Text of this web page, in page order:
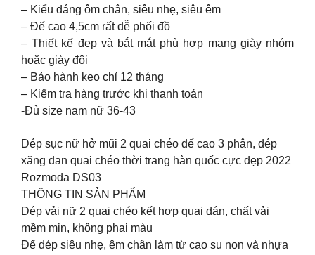
– Kiểu dáng ôm chân, siêu nhẹ, siêu êm
– Đế cao 4,5cm rất dễ phối đồ
– Thiết kế đẹp và bắt mắt phù hợp mang giày nhóm
hoặc giày đôi
– Bảo hành keo chỉ 12 tháng
– Kiểm tra hàng trước khi thanh toán
-Đủ size nam nữ 36-43
Dép sục nữ hở mũi 2 quai chéo đế cao 3 phân, dép
xăng đan quai chéo thời trang hàn quốc cực đẹp 2022
Rozmoda DS03
THÔNG TIN SẢN PHẨM
Dép vải nữ 2 quai chéo kết hợp quai dán, chất vải
mềm mịn, không phai màu
Đế dép siêu nhẹ, êm chân làm từ cao su non và nhựa